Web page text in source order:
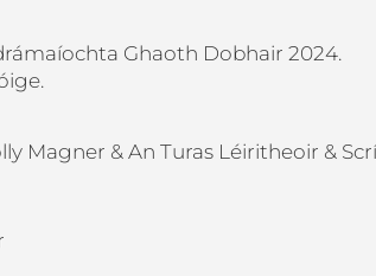
Ghaoth Dobhair 2024.
Magner & An Turas Léiritheoir &